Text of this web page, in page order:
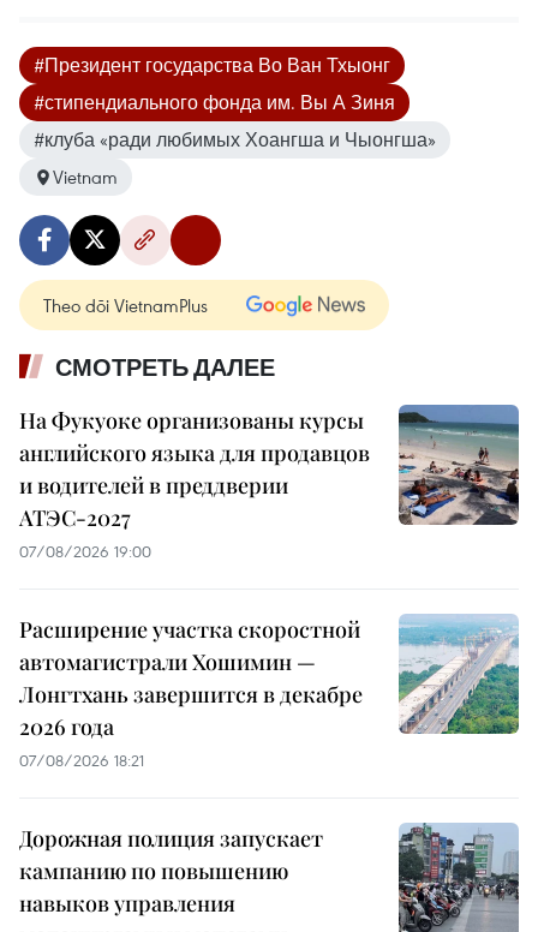
#Президент государства Во Ван Тхыонг
#стипендиального фонда им. Вы А Зиня
#клуба «ради любимых Хоангша и Чыонгша»
Vietnam
Theo dõi VietnamPlus
СМОТРЕТЬ ДАЛЕЕ
На Фукуоке организованы курсы
английского языка для продавцов
и водителей в преддверии
АТЭС-2027
07/08/2026 19:00
Расширение участка скоростной
автомагистрали Хошимин —
Лонгтхань завершится в декабре
2026 года
07/08/2026 18:21
Дорожная полиция запускает
кампанию по повышению
навыков управления